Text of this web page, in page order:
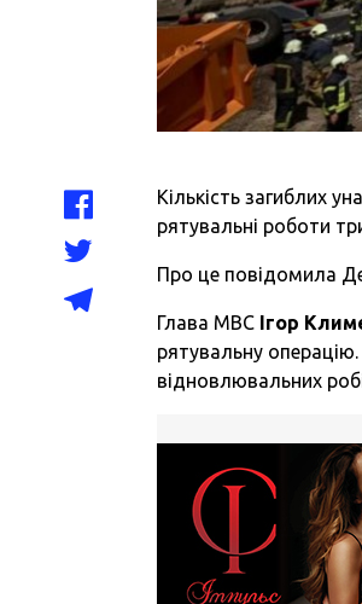
Кількість загиблих
рятувальні роботи
Про це повідомила
Глава МВС Ігор
рятувальну
відновлювальних